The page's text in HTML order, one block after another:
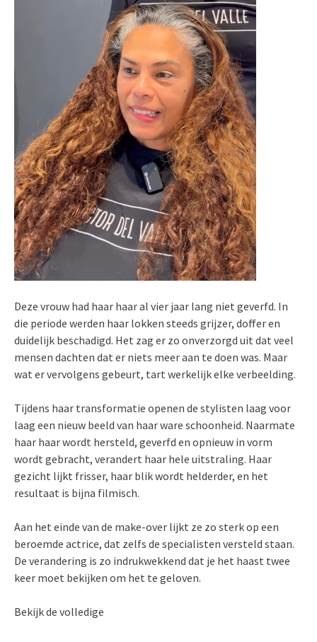
Deze vrouw had haar haar al vier jaar lang niet geverfd. In
die periode werden haar lokken steeds grijzer, doffer en
duidelijk beschadigd. Het zag er zo onverzorgd uit dat veel
mensen dachten dat er niets meer aan te doen was. Maar
wat er vervolgens gebeurt, tart werkelijk elke verbeelding.
Tijdens haar transformatie openen de stylisten laag voor
laag een nieuw beeld van haar ware schoonheid. Naarmate
haar haar wordt hersteld, geverfd en opnieuw in vorm
wordt gebracht, verandert haar hele uitstraling. Haar
gezicht lijkt frisser, haar blik wordt helderder, en het
resultaat is bijna filmisch.
Aan het einde van de make-over lijkt ze zo sterk op een
beroemde actrice, dat zelfs de specialisten versteld staan.
De verandering is zo indrukwekkend dat je het haast twee
keer moet bekijken om het te geloven.
Bekijk de volledige